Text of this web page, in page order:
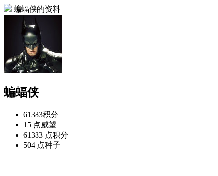
蝙蝠侠的资料
蝙蝠侠
61383积分
15 点威望
61383 点积分
504 点种子